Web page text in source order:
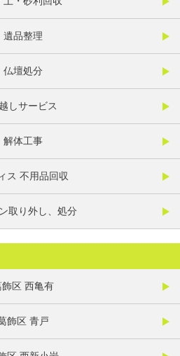
遺品整理
仏壇処分
しサービス
解体工事
ス 不用品回収
取り外し、処分
飾区 西亀有
飾区 青戸